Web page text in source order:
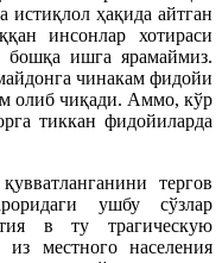
ҳақида айтган
инсонлар хотираси
ишга ярамаймиз.
чинакам фидойи
олиб чиқади. Аммо, кўр
тиккан фидойиларда
тергов
ушбу сўзлар
в ту трагическую
местного населения